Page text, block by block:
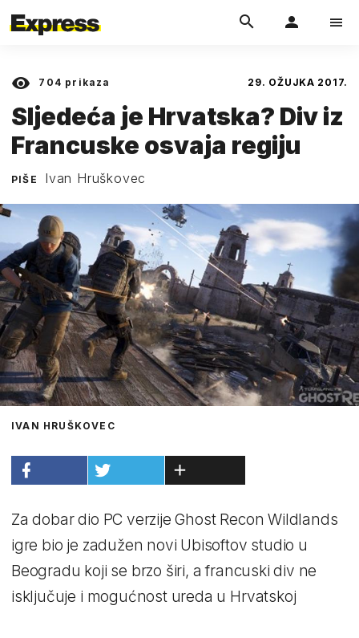
704 prikaza 29. OŽUJKA 2017.
Sljedeća je Hrvatska? Div iz
Francuske osvaja regiju
PIŠE Ivan Hruškovec
IVAN HRUŠKOVEC
Za dobar dio PC verzije Ghost Recon Wildlands
igre bio je zadužen novi Ubisoftov studio u
Beogradu koji se brzo širi, a francuski div ne
isključuje i mogućnost ureda u Hrvatskoj